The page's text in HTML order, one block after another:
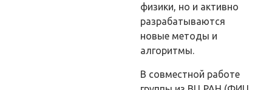
физики, но и активно
разрабатываются
новые методы и
алгоритмы.
В совместной работе